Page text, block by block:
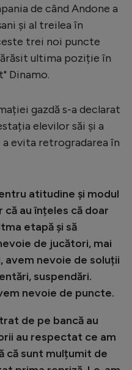
de când Andone a
și al treilea în
trei noi puncte
ultima poziție în
Dinamo.
gazdă s-a declarat
elevilor săi și a
evita retrogradarea în
atitudine și modul
că au înțeles că doar
etapă și să
de jucători, mai
nevoie de soluții
suspendări.
nevoie de puncte.
de pe bancă au
au respectat ce am
că sunt mulțumit de